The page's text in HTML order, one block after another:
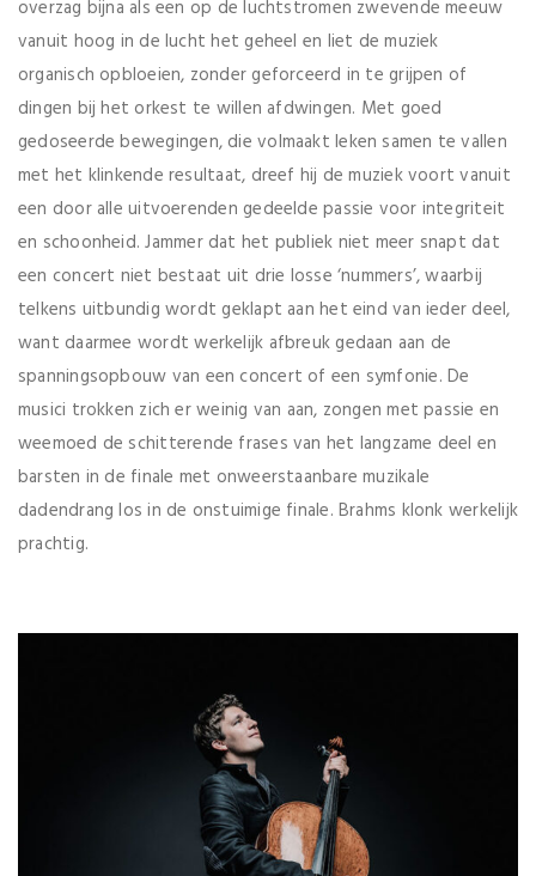
overzag bijna als een op de luchtstromen zwevende meeuw
vanuit hoog in de lucht het geheel en liet de muziek
organisch opbloeien, zonder geforceerd in te grijpen of
dingen bij het orkest te willen afdwingen. Met goed
gedoseerde bewegingen, die volmaakt leken samen te vallen
met het klinkende resultaat, dreef hij de muziek voort vanuit
een door alle uitvoerenden gedeelde passie voor integriteit
en schoonheid. Jammer dat het publiek niet meer snapt dat
een concert niet bestaat uit drie losse ‘nummers’, waarbij
telkens uitbundig wordt geklapt aan het eind van ieder deel,
want daarmee wordt werkelijk afbreuk gedaan aan de
spanningsopbouw van een concert of een symfonie. De
musici trokken zich er weinig van aan, zongen met passie en
weemoed de schitterende frases van het langzame deel en
barsten in de finale met onweerstaanbare muzikale
dadendrang los in de onstuimige finale. Brahms klonk werkelijk
prachtig.